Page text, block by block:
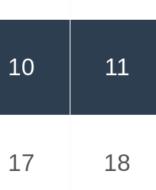
10 11
17 18